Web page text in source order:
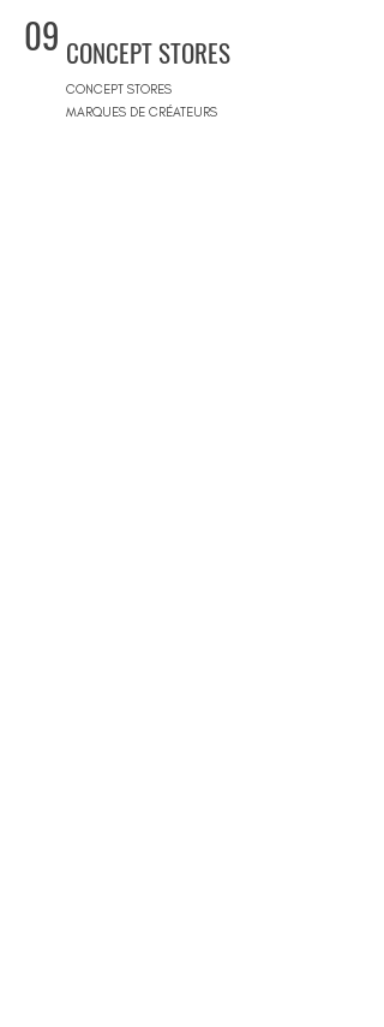
09 CONCEPT STORES
CONCEPT STORES
MARQUES DE CRÉATEURS